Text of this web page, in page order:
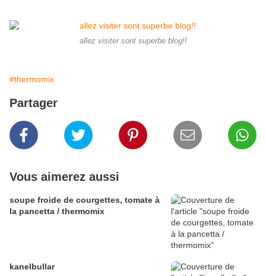
allez visiter sont superbe blog!!
#thermomix
Partager
Vous aimerez aussi
soupe froide de courgettes, tomate à
la pancetta / thermomix
kanelbullar